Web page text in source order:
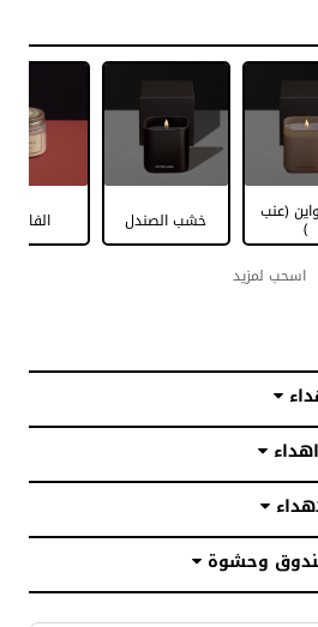
ونسائيه تناسب
(عنب
) خشب الصندل الفانيليا
اسحب لمزيد